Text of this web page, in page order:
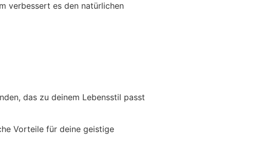
verbessert es den natürlichen
das zu deinem Lebensstil passt
Vorteile für deine geistige